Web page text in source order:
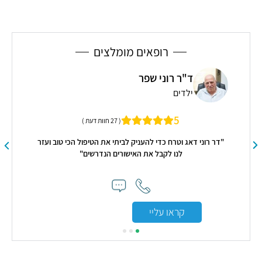
רופאים מומלצים
ד"ר רוני שפר
ילדים
5 ( 27 חוות דעת )
"דר רוני דאג וטרח כדי להעניק לביתי את הטיפול הכי טוב ועזר
לנו לקבל את האישורים הנדרשים"
קראו עליי